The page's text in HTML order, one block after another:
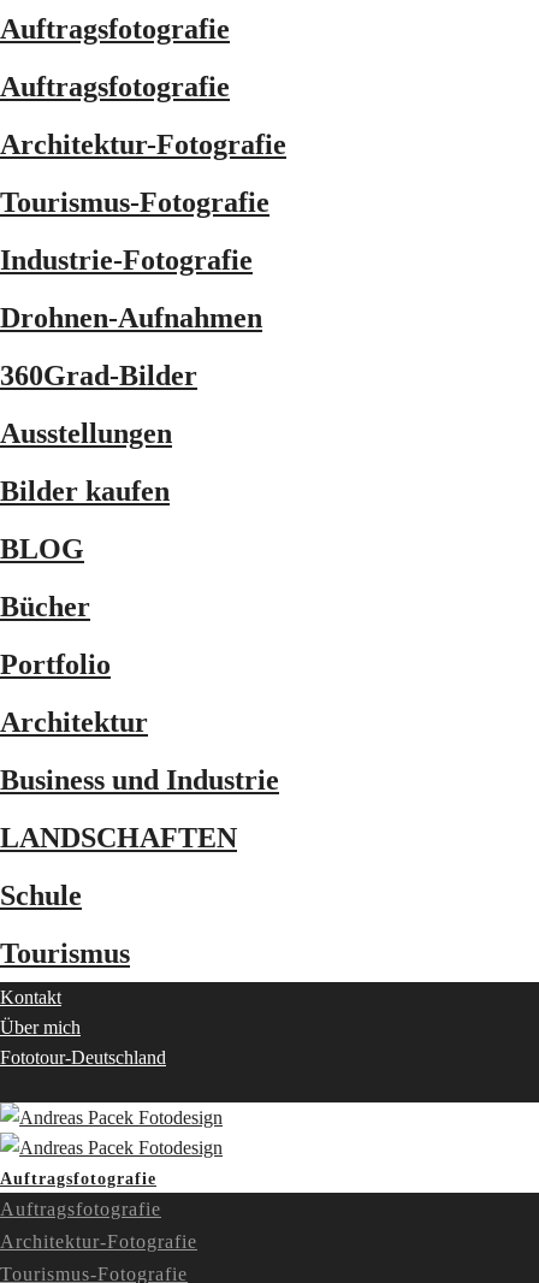
Auftragsfotografie
Auftragsfotografie
Architektur-Fotografie
Tourismus-Fotografie
Industrie-Fotografie
Drohnen-Aufnahmen
360Grad-Bilder
Ausstellungen
Bilder kaufen
BLOG
Bücher
Portfolio
Architektur
Business und Industrie
LANDSCHAFTEN
Schule
Tourismus
Kontakt
Über mich
Fototour-Deutschland
Auftragsfotografie
Auftragsfotografie
Architektur-Fotografie
Tourismus-Fotografie